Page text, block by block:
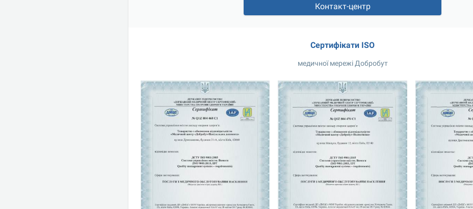
Контакт-центр
Сертифікати ISO
медичної мережі Добробут